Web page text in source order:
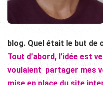
blog. Quel était le but de
Tout d’abord, l’idée est
voulaient partager mes